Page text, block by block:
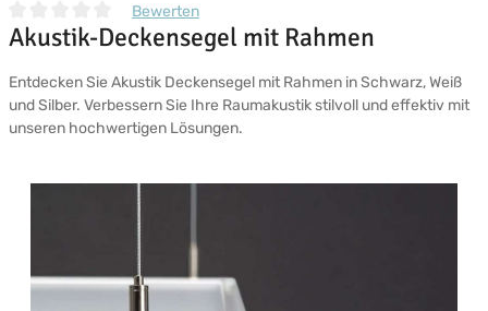
Durchschnittliche Bewertung von 0 von 5 Sternen
Bewerten
Akustik-Deckensegel mit Rahmen
Entdecken Sie Akustik Deckensegel mit Rahmen in Schwarz, Weiß
und Silber. Verbessern Sie Ihre Raumakustik stilvoll und effektiv mit
unseren hochwertigen Lösungen.
Bildergalerie überspringen